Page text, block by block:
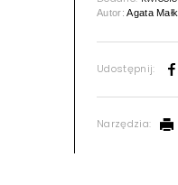
Agata
Udostępnij:
Narzędzia: